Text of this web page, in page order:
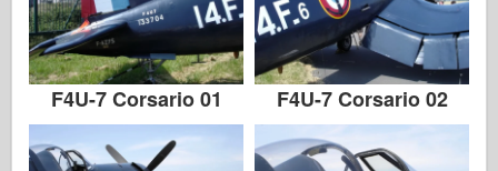
F4U-7 Corsario 01 F4U-7 Corsario 02